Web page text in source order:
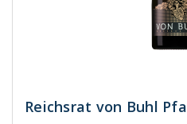
Reichsrat von Buhl